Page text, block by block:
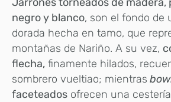
negro y blanco, son el fondo de
dorada hecha en tamo, que
montañas de Nariño. A su vez,
flecha, finamente hilados,
sombrero vueltiao; mientras
faceteados ofrecen una